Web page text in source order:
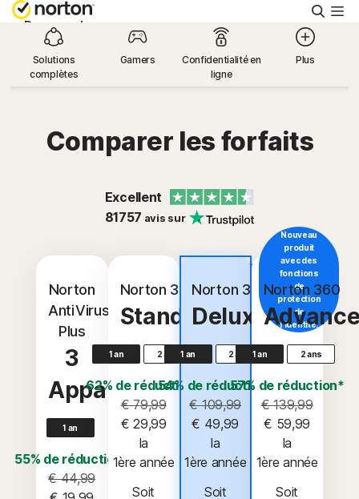
Personnel
Small Business
Support
Connexion
Solutions
complètes
Gamers
Confidentialité en
ligne
Plus
Comparer les forfaits
Excellent
81757 avis sur
Norton
AntiVirus
Plus
3
Appareils
1 an
55% de réduction*
€ 44,99
Norton 360
Standard
1 an 2 ans
62% de réduction*
€ 79,99
€ 29,99
1ère année
Soit
populaire
Norton 360
Deluxe
1 an 2 ans
54% de réduction*
€ 109,99
€ 49,99
la
1ère année
Soit
Nouveau
produit
avec des
fonctions
de
protection
de
l'identité.
Norton 360
1 an 2 ans
57% de réduction*
€ 139,99
€ 59,99
1ère année
Soit